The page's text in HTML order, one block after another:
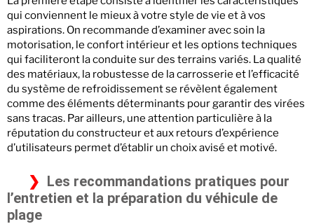
qui conviennent le mieux à votre style de vie et à vos
aspirations. On recommande d’examiner avec soin la
motorisation, le confort intérieur et les options techniques
qui faciliteront la conduite sur des terrains variés. La qualité
des matériaux, la robustesse de la carrosserie et l’efficacité
du système de refroidissement se révèlent également
comme des éléments déterminants pour garantir des virées
sans tracas. Par ailleurs, une attention particulière à la
réputation du constructeur et aux retours d’expérience
d’utilisateurs permet d’établir un choix avisé et motivé.
Les recommandations pratiques pour
l’entretien et la préparation du véhicule de
plage